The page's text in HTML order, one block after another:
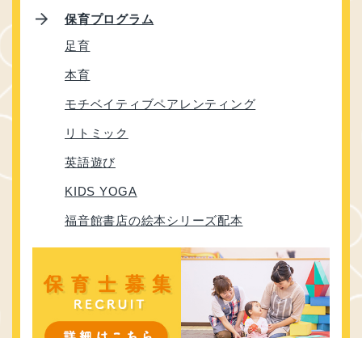
保育プログラム
足育
本育
モチベイティブペアレンティング
リトミック
英語遊び
KIDS YOGA
福音館書店の絵本シリーズ配本